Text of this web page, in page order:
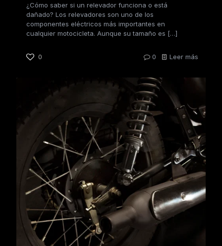
¿Cómo saber si un relevador funciona o está
dañado? Los relevadores son uno de los
componentes eléctricos más importantes en
cualquier motocicleta. Aunque su tamaño es […]
0 0 Leer más